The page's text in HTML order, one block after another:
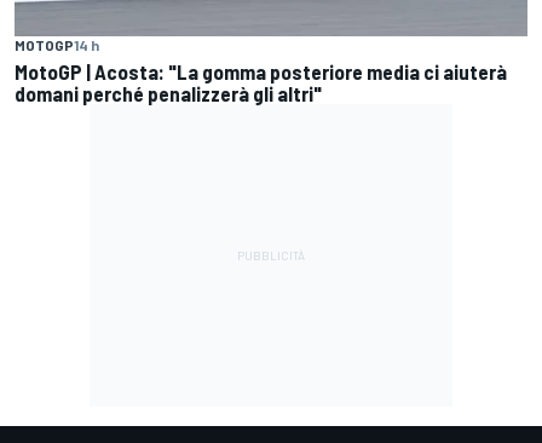
MOTOGP14 h
MotoGP | Acosta: "La gomma posteriore media ci aiuterà
domani perché penalizzerà gli altri"